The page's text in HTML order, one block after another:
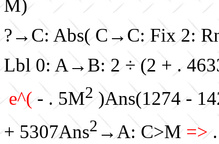
M)
?→C: Abs( C→C: Fix 2:
Lbl 0: A→B: 2 ÷ (2 + .
e^(- . 5M2 )Ans(1274 -
+ 5307Ans2 →A: C>M =>